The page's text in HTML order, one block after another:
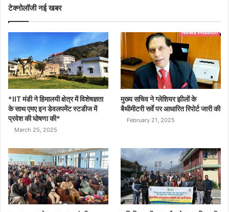
टेक्नोलॉजी नई खबर
*IIT मंडी ने हिमालयी क्षेत्र में विशेषज्ञता
के साथ एमए इन डेवलपमेंट स्टडीज में
प्रवेश की घोषणा की*
March 25, 2025
मुख्य सचिव ने ग्लेशियर झीलों के
बैथीमीटरी सर्वे पर आधारित रिपोर्ट जारी की
February 21, 2025